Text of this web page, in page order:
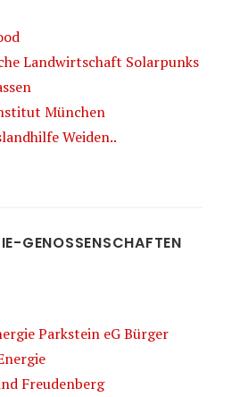
Landwirtschaft Solarpunks
München
Weiden..
GENOSSENSCHAFTEN
Parkstein eG Bürger
Freudenberg